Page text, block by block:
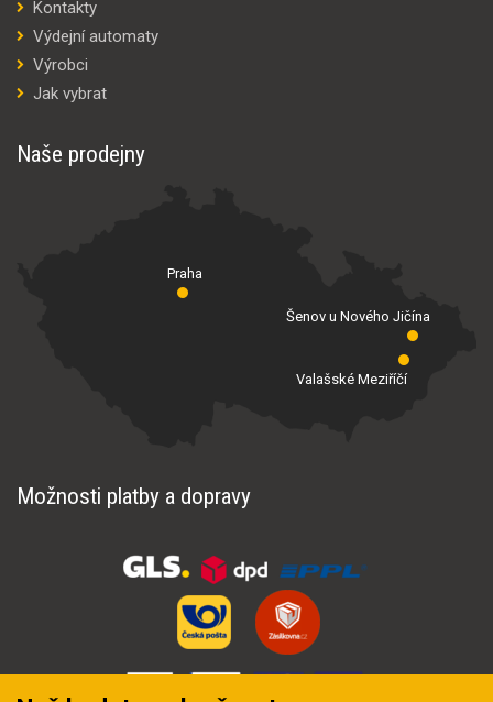
Kontakty
Výdejní automaty
Výrobci
Jak vybrat
Naše prodejny
Praha
Valašské Meziříčí
Šenov u Nového Jičína
Možnosti platby a dopravy